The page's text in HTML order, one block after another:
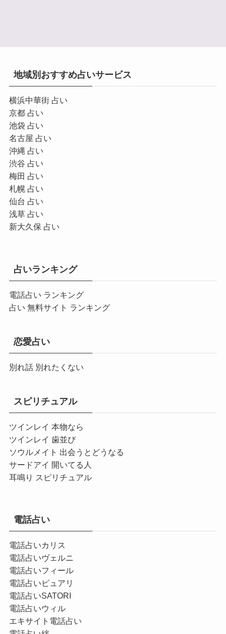
地域別おすすめ占いサービス
横浜中華街 占い
京都 占い
池袋 占い
名古屋 占い
沖縄 占い
渋谷 占い
梅田 占い
札幌 占い
仙台 占い
浅草 占い
新大久保 占い
占いランキング
電話占い ランキング
占い 無料サイト ランキング
恋愛占い
別れ話 別れたくない
スピリチュアル
ツインレイ 本物なら
ツインレイ 歯並び
ソウルメイト 出会うとどうなる
サードアイ 開いてる人
耳鳴り スピリチュアル
電話占い
電話占いカリス
電話占いヴェルニ
電話占いフィール
電話占いピュアリ
電話占いSATORI
電話占いウィル
エキサイト電話占い